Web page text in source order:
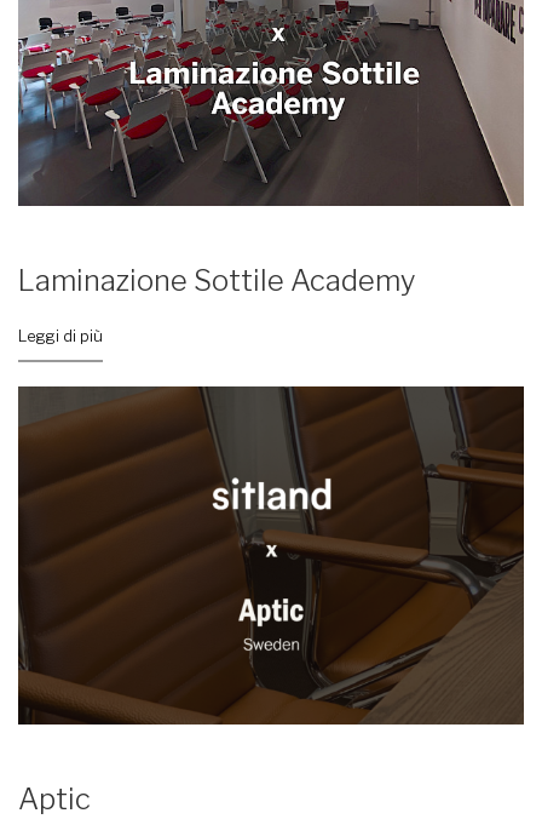
Laminazione Sottile Academy
Leggi di più
Aptic